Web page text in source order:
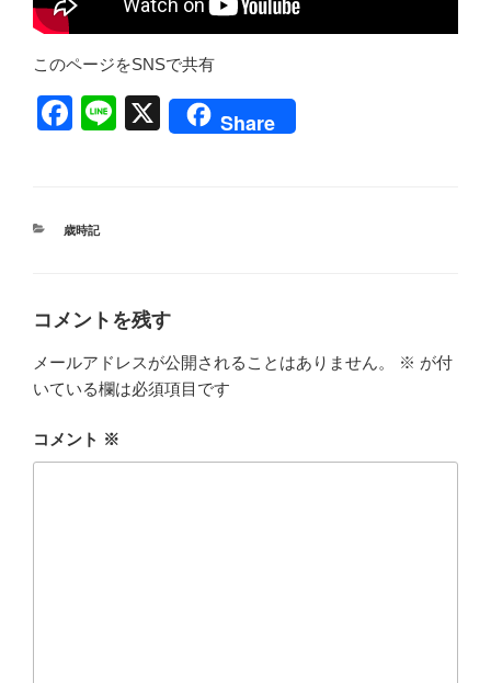
このページをSNSで共有
F
e
o
k
Li
X Share
カ
歳時記
コメントを残す
メールアドレスが公開されることはありません。 ※ が付
いている欄は必須項目です
コメント ※